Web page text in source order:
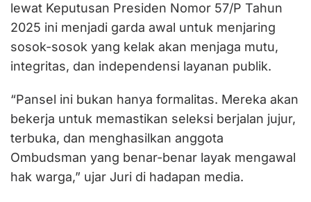
lewat Keputusan Presiden Nomor 57/P Tahun
2025 ini menjadi garda awal untuk menjaring
sosok-sosok yang kelak akan menjaga mutu,
integritas, dan independensi layanan publik.
“Pansel ini bukan hanya formalitas. Mereka akan
bekerja untuk memastikan seleksi berjalan jujur,
terbuka, dan menghasilkan anggota
Ombudsman yang benar-benar layak mengawal
hak warga,” ujar Juri di hadapan media.